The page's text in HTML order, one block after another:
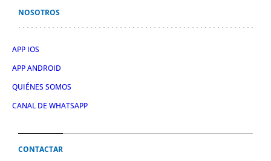
NOSOTROS
APP IOS
APP ANDROID
QUIÉNES SOMOS
CANAL DE WHATSAPP
CONTACTAR